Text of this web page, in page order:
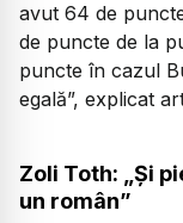
avut 64 de
de puncte de la
puncte în cazul
egală”, explicat
Zoli Toth: „Și
un român”